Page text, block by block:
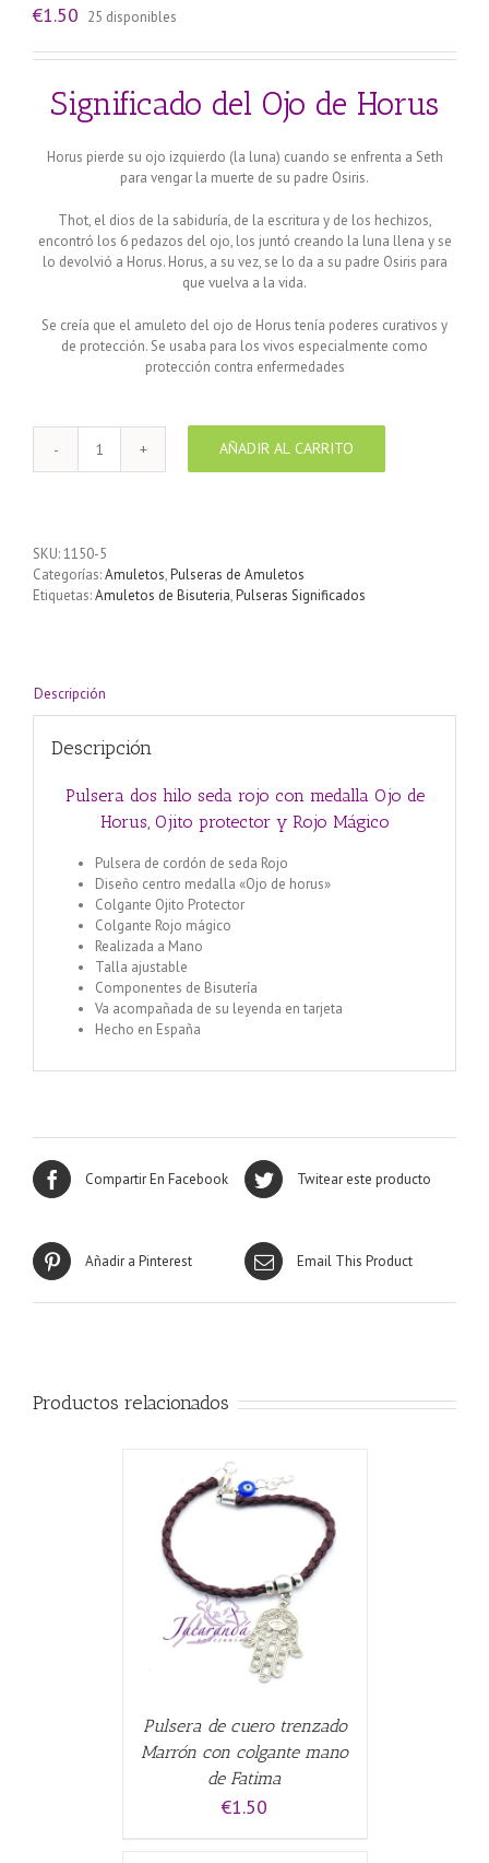
€1.50 25 disponibles
Significado del Ojo de Horus
Horus pierde su ojo izquierdo (la luna) cuando se enfrenta a Seth
para vengar la muerte de su padre Osiris.
Thot, el dios de la sabiduría, de la escritura y de los hechizos,
encontró los 6 pedazos del ojo, los juntó creando la luna llena y se
lo devolvió a Horus. Horus, a su vez, se lo da a su padre Osiris para
que vuelva a la vida.
Se creía que el amuleto del ojo de Horus tenía poderes curativos y
de protección. Se usaba para los vivos especialmente como
protección contra enfermedades
Pulsera
con
medalla
Ojo
protector
Mágico
AÑADIR AL CARRITO
SKU:1150-5
Categorías:Amuletos,Pulseras de Amuletos
Etiquetas:Amuletos de Bisuteria,Pulseras Significados
Descripción
Descripción
Pulsera dos hilo seda rojo con medalla Ojo de
Horus, Ojito protector y Rojo Mágico
Pulsera de cordón de seda Rojo
Diseño centro medalla «Ojo de horus»
Colgante Ojito Protector
Colgante Rojo mágico
Realizada a Mano
Talla ajustable
Componentes de Bisutería
Va acompañada de su leyenda en tarjeta
Hecho en España
Compartir En Facebook Twitear este producto
Añadir a Pinterest Email This Product
Productos relacionados
Pulsera de cuero trenzado
Marrón con colgante mano
de Fatima
€1.50